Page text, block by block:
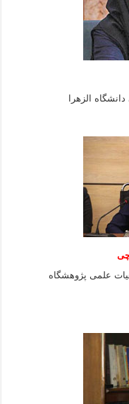
الزهرا
علمی پژوهشگاه